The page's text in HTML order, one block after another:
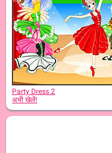
Party Dress 2
अभी खेलें!